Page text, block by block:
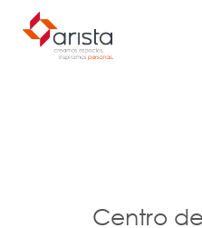
Centro